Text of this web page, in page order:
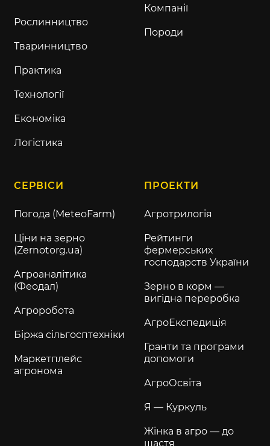
Рослинництво
Тваринництво
Практика
Технології
Економіка
Логістика
Компанії
Породи
СЕРВІСИ
Погода (MeteoFarm)
Ціни на зерно
(Zernotorg.ua)
Агроаналітика
(Феодал)
Агроробота
Біржа сільгосптехніки
Маркетплейс
агронома
ПРОЕКТИ
Агротрилогія
Рейтинги
фермерських
господарств України
Зерно в корм —
вигідна переробка
АгроЕкспедиція
Гранти та програми
допомоги
АгроОсвіта
Я — Куркуль
Жінка в агро — до
щастя